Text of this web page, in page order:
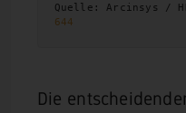
Quelle: Arcinsys /
644
Die